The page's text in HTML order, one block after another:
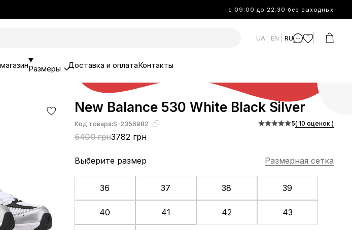
с 09:00 до 22:30 без выходных
UA EN RU
Размеры Доставка и оплатаКонтакты
New Balance 530 White Black Silver
Код товара:S-2356982
6400 грн3782 грн
5( 10 оценок )
Выберите размер Размерная сетка
36 37 38 39
40 41 42 43